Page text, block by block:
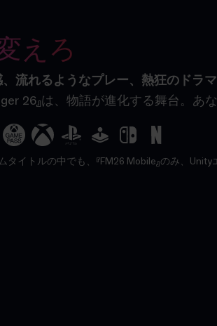
えろ
流れるようなプレー、熱狂のドラ
26』は、物語が進化する舞台。
タイトルの中でも、『FM26 Mobile』のみ、